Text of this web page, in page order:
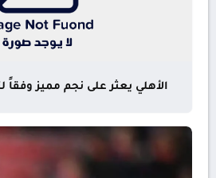
الأهلي يعثر على نجم مميز وفقاً